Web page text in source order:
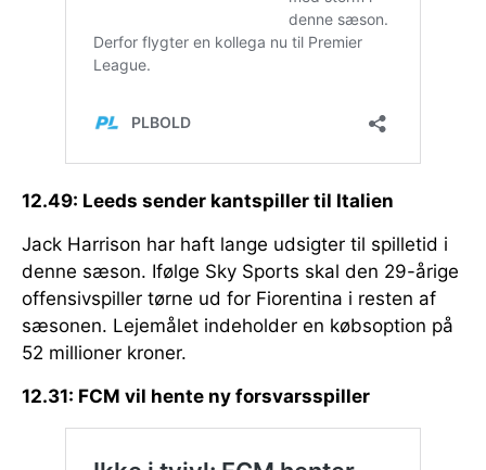
12.49: Leeds sender kantspiller til Italien
Jack Harrison har haft lange udsigter til spilletid i
denne sæson. Ifølge Sky Sports skal den 29-årige
offensivspiller tørne ud for Fiorentina i resten af
sæsonen. Lejemålet indeholder en købsoption på
52 millioner kroner.
12.31: FCM vil hente ny forsvarsspiller